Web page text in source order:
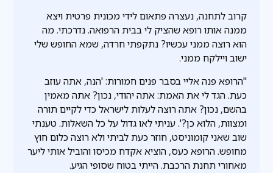
קרוב לתחנה, נעצרה פתאום לידי מכונית פרטית ויצא
ממנה אותו רופא שהציק לי בבית הרפואה. נדרכתי. מה
הוא רוצה ממני עכשיו? נתקפתי חרדה, שמא החופש שלי
ישוב ויילקח ממני.
"הרופא פנה אליי בסבר פנים חמורות: 'הנה, אתה עוזב
כעת. הגד לי את האמת: אתה יהודי, נכון? אתה מאמין
בהשם, נכון? אתה רוצה לעלות לישראל כדי לקיים תורה
ומצוות, הלוא כן?'. עניתי לאו גדול על כל השאלות. טענתי
שוב שאני קומוניסט, חוזר כעת לביתי ולא רוצה כלום חוץ
מחופש. הרופא כעס, הוציא אקדח מכיסו והוביל אותי ליער
מאחורי תחנת הרכבת. הייתי בטוח שסופי הגיע.